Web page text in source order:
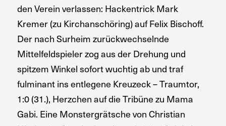
den Verein verlassen: Hackentrick Mark
Kremer (zu Kirchanschöring) auf Felix Bischoff.
Der nach Surheim zurückwechselnde
Mittelfeldspieler zog aus der Drehung und
spitzem Winkel sofort wuchtig ab und traf
fulminant ins entlegene Kreuzeck – Traumtor,
1:0 (31.), Herzchen auf die Tribüne zu Mama
Gabi. Eine Monstergrätsche von Christian